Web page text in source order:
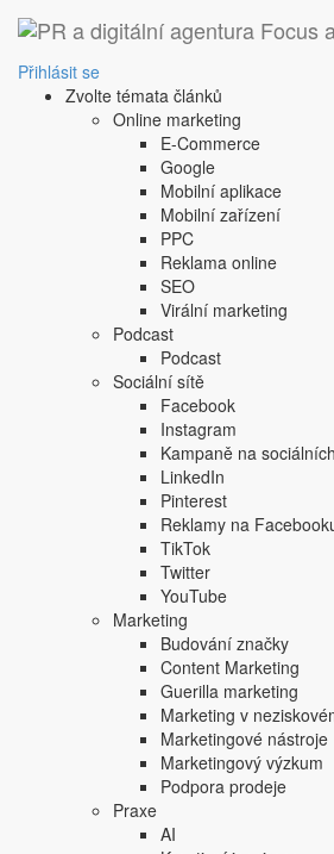
Přihlásit se
Zvolte témata článků
Online marketing
E-Commerce
Google
Mobilní aplikace
Mobilní zařízení
PPC
Reklama online
SEO
Virální marketing
Podcast
Podcast
Sociální sítě
Facebook
Instagram
Kampaně na
LinkedIn
Pinterest
Reklamy na
TikTok
Twitter
YouTube
Marketing
Budování značky
Content Marketing
Guerilla marketing
Marketing v
Marketingové nástroje
Marketingový výzkum
Podpora prodeje
Praxe
AI
stejně
21. 2. 2025 |Petr Michl
Co pomůže lidem, co
Zprávy uprostřed noci často
ovšem mohli radovat.
V noci z 9. na 10. února
„Jsi vzhůru?“